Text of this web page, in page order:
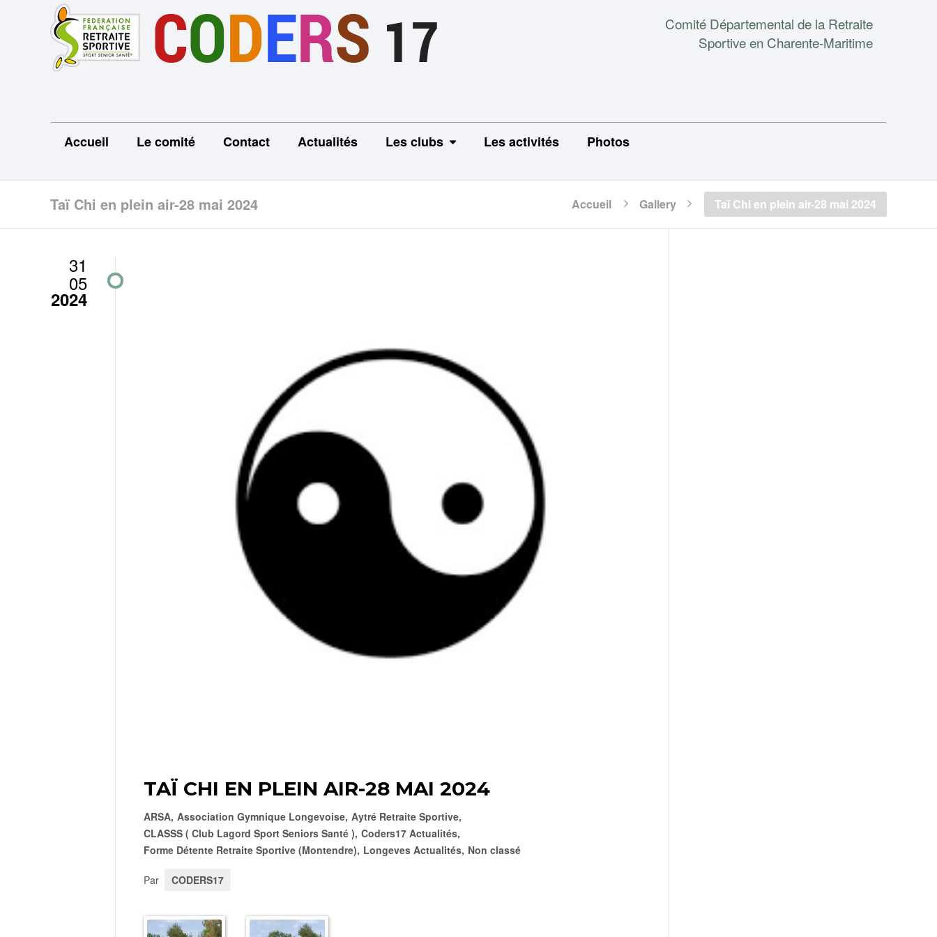
Comité Départemental de la Retraite
Sportive en Charente-Maritime
Accueil Le comité Contact Actualités Les clubs Les activités Photos
Taï Chi en plein air-28 mai 2024 Accueil Gallery Taï Chi en plein air-28 mai 2024
31
05
2024
TAÏ CHI EN PLEIN AIR-28 MAI 2024
ARSA, Association Gymnique Longevoise, Aytré Retraite Sportive,
CLASSS ( Club Lagord Sport Seniors Santé ), Coders17 Actualités,
Forme Détente Retraite Sportive (Montendre), Longeves Actualités, Non classé
Par CODERS17